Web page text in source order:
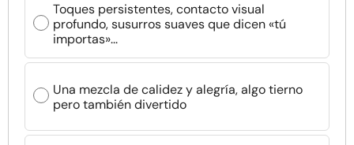
Toques persistentes, contacto visual
profundo, susurros suaves que dicen «tú
importas»...
Una mezcla de calidez y alegría, algo tierno
pero también divertido